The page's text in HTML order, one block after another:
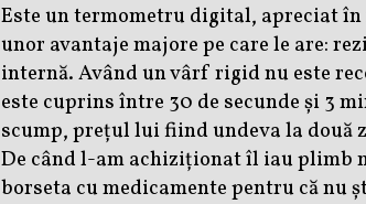
Este un termometru digital, apreciat
unor avantaje majore pe care le are:
internă. Având un vârf rigid nu este
este cuprins între 30 de secunde și 3
scump, prețul lui fiind undeva la două
De când l-am achiziționat îl iau plimb
borseta cu medicamente pentru că nu